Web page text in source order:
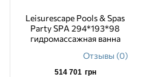
Leisurescape Pools & Spas
Party SPA 294*193*98
гидромассажная ванна
Отзывы (0)
514 701 грн